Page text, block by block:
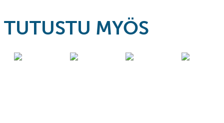
TUTUSTU MYÖS